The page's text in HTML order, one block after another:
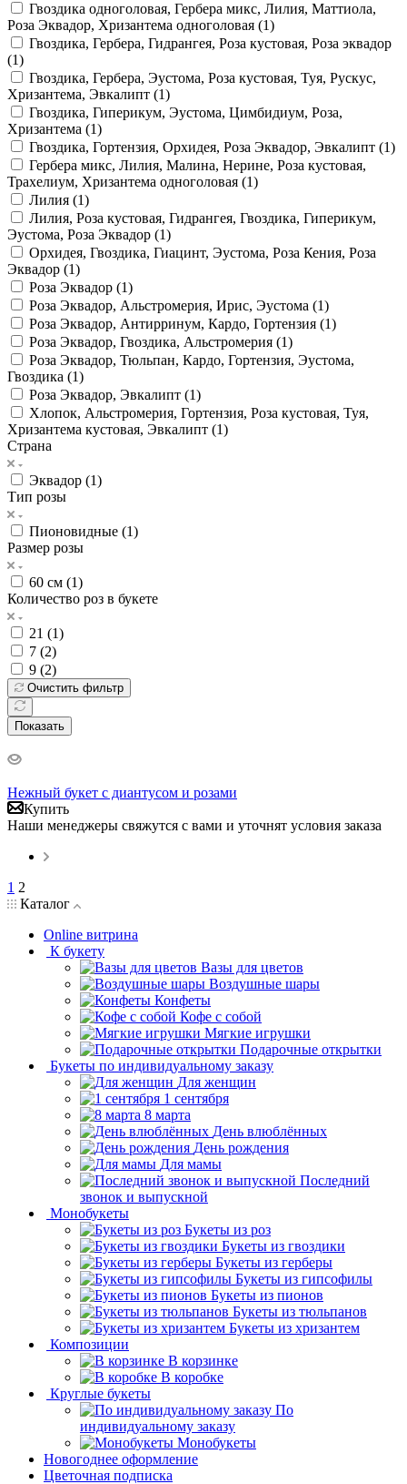
Гвоздика одноголовая, Гербера микс, Лилия, Маттиола,
Роза Эквадор, Хризантема одноголовая (1)
Гвоздика, Гербера, Гидрангея, Роза кустовая, Роза эквадор
(1)
Гвоздика, Гербера, Эустома, Роза кустовая, Туя, Рускус,
Хризантема, Эвкалипт (1)
Гвоздика, Гиперикум, Эустома, Цимбидиум, Роза,
Хризантема (1)
Гвоздика, Гортензия, Орхидея, Роза Эквадор, Эвкалипт (1)
Гербера микс, Лилия, Малина, Нерине, Роза кустовая,
Трахелиум, Хризантема одноголовая (1)
Лилия (1)
Лилия, Роза кустовая, Гидрангея, Гвоздика, Гиперикум,
Эустома, Роза Эквадор (1)
Орхидея, Гвоздика, Гиацинт, Эустома, Роза Кения, Роза
Эквадор (1)
Роза Эквадор (1)
Роза Эквадор, Альстромерия, Ирис, Эустома (1)
Роза Эквадор, Антирринум, Кардо, Гортензия (1)
Роза Эквадор, Гвоздика, Альстромерия (1)
Роза Эквадор, Тюльпан, Кардо, Гортензия, Эустома,
Гвоздика (1)
Роза Эквадор, Эвкалипт (1)
Хлопок, Альстромерия, Гортензия, Роза кустовая, Туя,
Хризантема кустовая, Эвкалипт (1)
Страна
Эквадор (1)
Тип розы
Пионовидные (1)
Размер розы
60 см (1)
Количество роз в букете
21 (1)
7 (2)
9 (2)
Очистить фильтр
Показать
Нежный букет с диантусом и розами
Купить
Наши менеджеры свяжутся с вами и уточнят условия заказа
1 2
Каталог
Online витрина
К букету
Вазы для цветов
Воздушные шары
Конфеты
Кофе с собой
Мягкие игрушки
Подарочные открытки
Букеты по индивидуальному заказу
Для женщин
1 сентября
8 марта
День влюблённых
День рождения
Для мамы
Последний
звонок и выпускной
Монобукеты
Букеты из роз
Букеты из гвоздики
Букеты из герберы
Букеты из гипсофилы
Букеты из пионов
Букеты из тюльпанов
Букеты из хризантем
Композиции
В корзинке
В коробке
Круглые букеты
По
индивидуальному заказу
Монобукеты
Новогоднее оформление
Цветочная подписка